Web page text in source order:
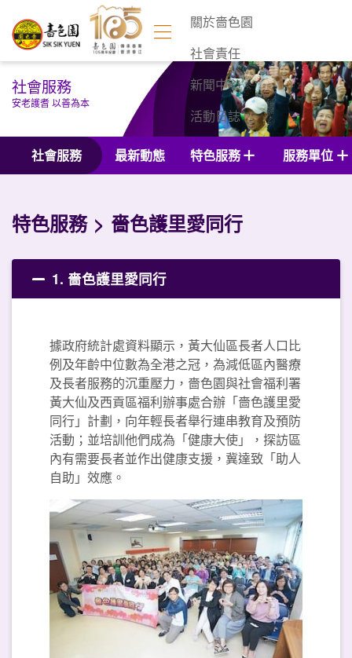
關於嗇色園
社會責任
新聞中心
活動日誌
聯絡我們
社會服務
安老護耆 以善為本
社會服務 最新動態 特色服務 服務單位
特色服務 嗇色護里愛同行
1. 嗇色護里愛同行
據政府統計處資料顯示，黃大仙區長者人口比
例及年齡中位數為全港之冠，為減低區內醫療
及長者服務的沉重壓力，嗇色園與社會福利署
黃大仙及西貢區福利辦事處合辦「嗇色護里愛
同行」計劃，向年輕長者舉行連串教育及預防
活動；並培訓他們成為「健康大使」，探訪區
內有需要長者並作出健康支援，冀達致「助人
自助」效應。